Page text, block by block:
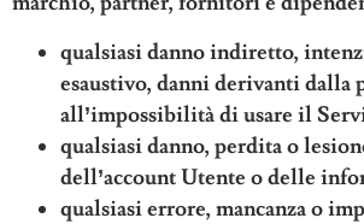
qualsiasi danno indiretto,
esaustivo, danni derivanti
all’impossibilità di usare il
qualsiasi danno, perdita o
dell’account Utente o delle
qualsiasi errore, mancanza o